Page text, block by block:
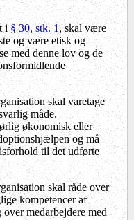
i§ 30, stk. 1, skal være
og være etisk og
med denne lov og de
skal varetage
måde.
økonomisk eller
og må
til det udførte
skal råde over
kompetencer af
medarbejdere med